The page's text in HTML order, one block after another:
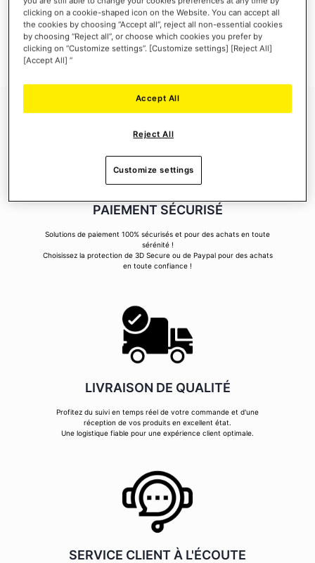
Créer un compte a de nombreux avantages : commander plus rapidement, enregistrer
plusieurs adresses, suivre vos commandes et plus encore.
CRÉER UN COMPTE
PAIEMENT SÉCURISÉ
Solutions de paiement 100% sécurisés et pour des achats en toute
sérénité !
Choisissez la protection de 3D Secure ou de Paypal pour des achats
en toute confiance !
LIVRAISON DE QUALITÉ
Profitez du suivi en temps réel de votre commande et d'une
réception de vos produits en excellent état.
Une logistique fiable pour une expérience client optimale.
SERVICE CLIENT À L'ÉCOUTE
clicking on a cookie-shaped icon on the Website. You can accept all
the cookies by choosing “Accept all”, reject all non-essential cookies
by choosing “Reject all”, or choose which cookies you prefer by
clicking on “Customize settings”. [Customize settings] [Reject All]
[Accept All] ”
Reject All
Accept All
Customize settings